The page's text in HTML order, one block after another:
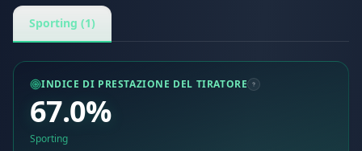
Sporting (1)
INDICE DI PRESTAZIONE DEL TIRATORE
67.0%
Sporting